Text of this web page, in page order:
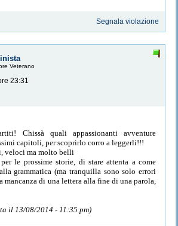
Segnala violazione
Veterano
23:31
Chissà quali appassionanti avventure
capitoli, per scoprirlo corro a leggerli!!!
veloci ma molto belli
le prossime storie, di stare attenta a come
grammatica (ma tranquilla sono solo errori
di una lettera alla fine di una parola,
il 13/08/2014 - 11:35 pm)